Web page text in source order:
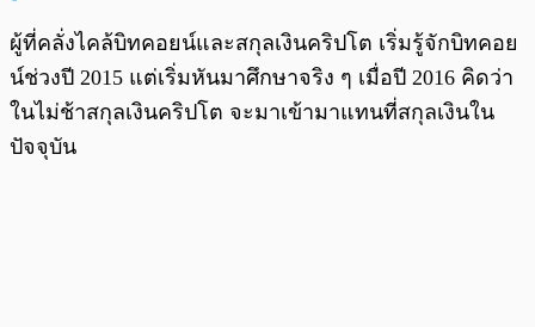
ผู้ที่คลั่งไคล้บิทคอยน์และสกุลเงินคริปโต เริ่มรู้จักบิทคอย
น์ช่วงปี 2015 แต่เริ่มหันมาศึกษาจริง ๆ เมื่อปี 2016 คิดว่า
ในไม่ช้าสกุลเงินคริปโต จะมาเข้ามาแทนที่สกุลเงินใน
ปัจจุบัน